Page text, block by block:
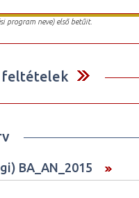
program neve) első betűit.
feltételek
BA_AN_2015